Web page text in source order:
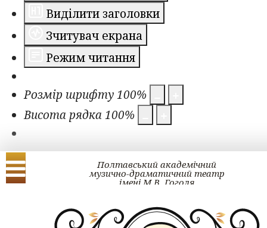
Виділити заголовки
Зчитувач екрана
Режим читання
Розмір шрифту100%
Висота рядка100%
Полтавський академічний
музично-драматичний театр
імені М.В. Гоголя